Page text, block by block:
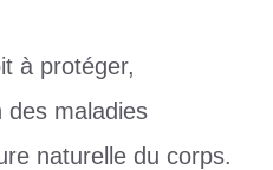
à protéger,
des maladies
naturelle du corps.